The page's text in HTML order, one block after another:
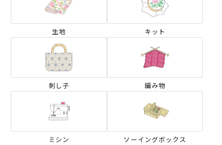
生地 キット
刺し子 編み物
ミシン ソーイングボックス